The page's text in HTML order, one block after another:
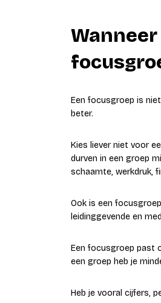
Een focusgroep is
beter.
Kies liever niet voor
durven in een groep
schaamte, werkdruk,
Ook is een
leidinggevende en
Een focusgroep past
een groep heb je
Heb je vooral cijfers,